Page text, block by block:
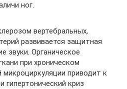
ног.
вертебральных,
развивается защитная
звуки. Органическое
при хроническом
микроциркуляции приводит к
гипертонический криз